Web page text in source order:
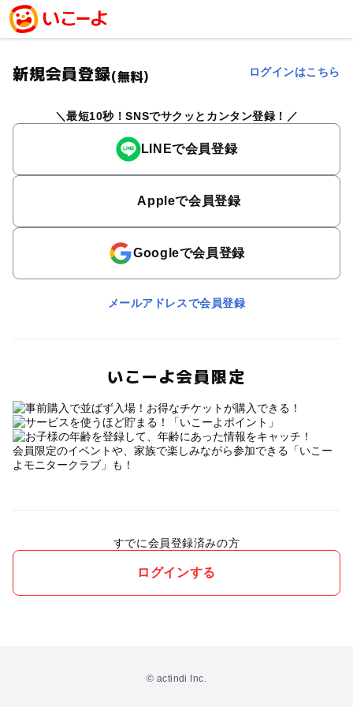
新規会員登録(無料) ログインはこちら
最短10秒！SNSでサクッとカンタン登録！
LINEで会員登録
Appleで会員登録
Googleで会員登録
メールアドレスで会員登録
いこーよ会員限定
会員限定のイベントや、家族で楽しみながら参加できる「いこー
よモニタークラブ」も！
すでに会員登録済みの方
ログインする
© actindi Inc.